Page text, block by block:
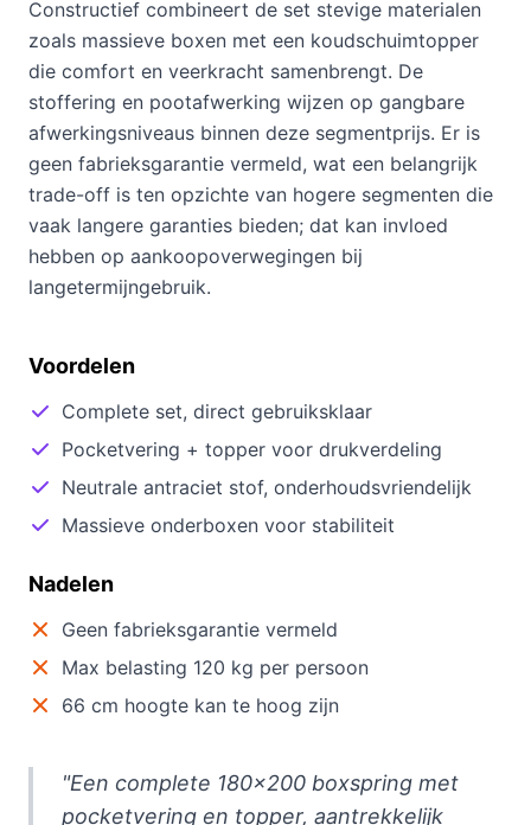
Constructief combineert de set stevige materialen
zoals massieve boxen met een koudschuimtopper
die comfort en veerkracht samenbrengt. De
stoffering en pootafwerking wijzen op gangbare
afwerkingsniveaus binnen deze segmentprijs. Er is
geen fabrieksgarantie vermeld, wat een belangrijk
trade-off is ten opzichte van hogere segmenten die
vaak langere garanties bieden; dat kan invloed
hebben op aankoopoverwegingen bij
langetermijngebruik.
Voordelen
Complete set, direct gebruiksklaar
Pocketvering + topper voor drukverdeling
Neutrale antraciet stof, onderhoudsvriendelijk
Massieve onderboxen voor stabiliteit
Nadelen
Geen fabrieksgarantie vermeld
Max belasting 120 kg per persoon
66 cm hoogte kan te hoog zijn
"Een complete 180×200 boxspring met
pocketvering en topper, aantrekkelijk